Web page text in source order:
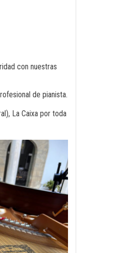
con nuestras
de pianista.
La Caixa por toda